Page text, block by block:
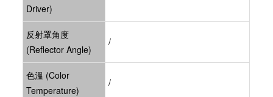
Driver)
反射罩角度
(Reflector Angle)
/
色溫 (Color
Temperature)
/